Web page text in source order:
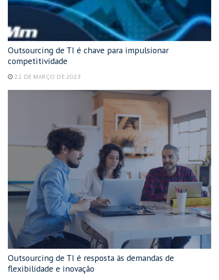
Outsourcing de TI é chave para impulsionar
competitividade
22 DE MARÇO DE 2023
Outsourcing de TI é resposta às demandas de
flexibilidade e inovação